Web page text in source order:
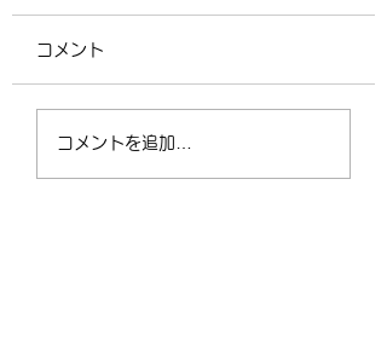
4/2（木）18:30〜
21:00 フリークラス
コメント
コメントを追加…